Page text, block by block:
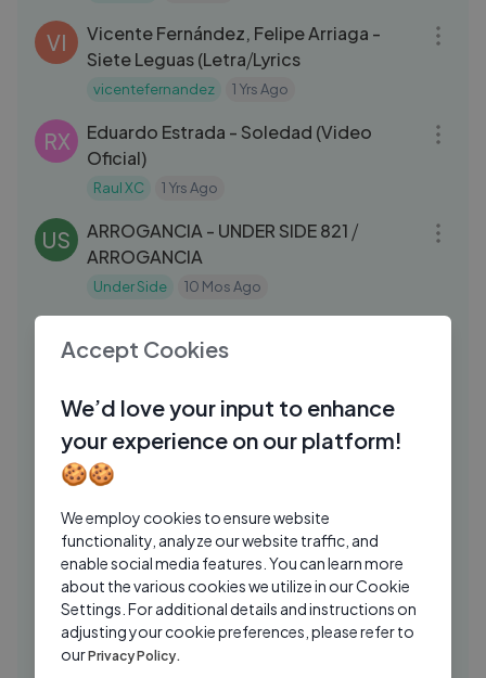
VI
Vicente Fernández, Felipe Arriaga -
Siete Leguas (Letra⧸Lyrics
vicentefernandez 1 Yrs Ago
RX
Eduardo Estrada - Soledad (Video
Oficial)
Raul XC 1 Yrs Ago
US
ARROGANCIA - UNDER SIDE 821 ⧸
ARROGANCIA
Under Side 10 Mos Ago
LB
& Chino Pacas (Lyrics)
DM
Pepe Aguilar - Quién Entiende A Las
Mujeres (Letra Oficial)
Discos Musart
EM
Elvis Martinez - LO DOY TODO POR TI
🫶🏻 (Video Oficial)
Elvis Martinez 1 Yrs Ago 03:18
LM
Joel Elizalde – Como Encendido Clavel
(Video Lyric)
Accept Cookies
We’d love your input to enhance
your experience on our platform!
🍪🍪
We employ cookies to ensure website
functionality, analyze our website traffic, and
enable social media features. You can learn more
about the various cookies we utilize in our Cookie
Settings. For additional details and instructions on
adjusting your cookie preferences, please refer to
ourPrivacy Policy.